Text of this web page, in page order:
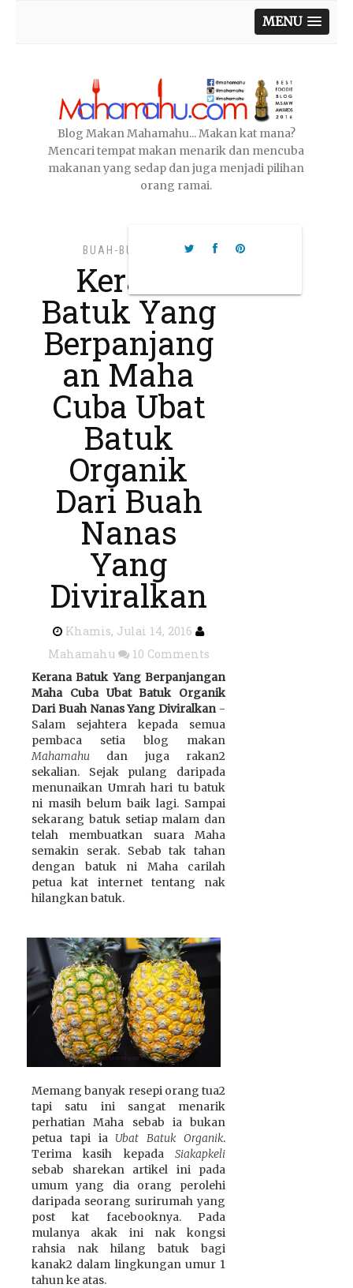
MENU
Blog Makan Mahamahu... Makan kat mana?
Mencari tempat makan menarik dan mencuba
makanan yang sedap dan juga menjadi pilihan
orang ramai.
BUAH-BUAHAN
Kerana
Batuk Yang
Berpanjang
an Maha
Cuba Ubat
Batuk
Organik
Dari Buah
Nanas
Yang
Diviralkan
Khamis, Julai 14, 2016
Mahamahu
10 Comments
Kerana Batuk Yang Berpanjangan
Maha Cuba Ubat Batuk Organik
Dari Buah Nanas Yang Diviralkan -
Salam sejahtera kepada semua
pembaca setia blog makan
Mahamahu dan juga rakan2
sekalian. Sejak pulang daripada
menunaikan Umrah hari tu batuk
ni masih belum baik lagi. Sampai
sekarang batuk setiap malam dan
telah membuatkan suara Maha
semakin serak. Sebab tak tahan
dengan batuk ni Maha carilah
petua kat internet tentang nak
hilangkan batuk.
Memang banyak resepi orang tua2
tapi satu ini sangat menarik
perhatian Maha sebab ia bukan
petua tapi ia Ubat Batuk Organik.
Terima kasih kepada Siakapkeli
sebab sharekan artikel ini pada
umum yang dia orang perolehi
daripada seorang surirumah yang
post kat facebooknya. Pada
mulanya akak ini nak kongsi
rahsia nak hilang batuk bagi
kanak2 dalam lingkungan umur 1
tahun ke atas.